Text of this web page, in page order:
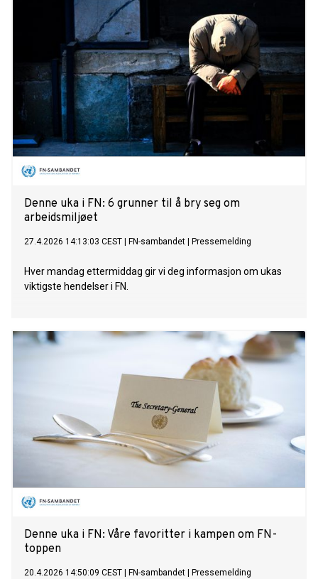
Denne uka i FN: 6 grunner til å bry seg om
arbeidsmiljøet
27.4.2026 14:13:03 CEST FN-sambandet Pressemelding
Hver mandag ettermiddag gir vi deg informasjon om ukas
viktigste hendelser i FN.
Denne uka i FN: Våre favoritter i kampen om FN-
toppen
20.4.2026 14:50:09 CEST FN-sambandet Pressemelding